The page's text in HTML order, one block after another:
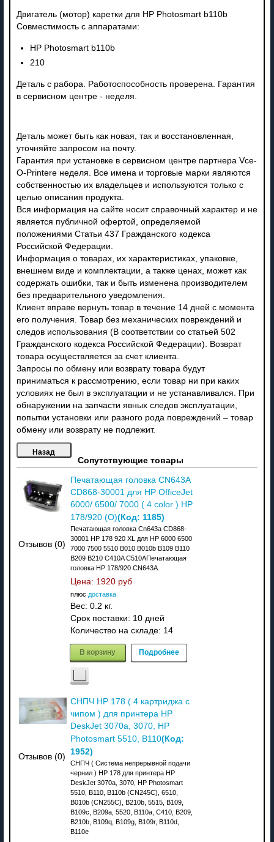
Двигатель (мотор) каретки для HP Photosmart b110b
Совместимость с аппаратами:
HP Photosmart b110b
210
Деталь с рабора. Работоспособность проверена. Гарантия
в сервисном центре - неделя.
Деталь может быть как новая, так и восстановленная,
уточняйте запросом на почту.
Гарантия при установке в сервисном центре партнера Vce-
O-Printere неделя. Все имена и торговые марки являются
собственностью их владельцев и используются только с
целью описания продукта.
Вся информация на сайте носит справочный характер и не
является публичной офертой, определяемой
положениями Статьи 437 Гражданского кодекса
Российской Федерации.
Информация о товарах, их характеристиках, упаковке,
внешнем виде и комплектации, а также ценах, может как
содержать ошибки, так и быть изменена производителем
без предварительного уведомления.
Клиент вправе вернуть товар в течение 14 дней с момента
его получения. Товар без механических повреждений и
следов использования (В соответствии со статьей 502
Гражданского кодекса Российской Федерации). Возврат
товара осуществляется за счет клиента.
Запросы по обмену или возврату товара будут
приниматься к рассмотрению, если товар ни при каких
условиях не был в эксплуатации и не устанавливался. При
обнаружении на запчасти явных следов эксплуатации,
попытки установки или разного рода повреждений – товар
обмену или возврату не подлежит.
Сопутствующие товары
Отзывов (0)
Печатающая головка CN643A
CD868-30001 для HP OfficeJet
6000/ 6500/ 7000 ( 4 color ) HP
178/920 (O)(Код: 1185)
Печатающая головка Cn643a CD868-
30001 HP 178 920 XL для HP 6000 6500
7000 7500 5510 B010 B010b B109 B110
B209 B210 C410A C510AПечатающая
головка HP 178/920 CN643A.
Цена: 1920 руб
плюс доставка
Вес: 0.2 кг.
Срок поставки: 10 дней
Количество на складе: 14
В корзину Подробнее
Отзывов (0)
СНПЧ HP 178 ( 4 картриджа с
чипом ) для принтера HP
DeskJet 3070a, 3070, HP
Photosmart 5510, B110(Код:
1952)
СНПЧ ( Система непрерывной подачи
чернил ) HP 178 для принтера HP
DeskJet 3070a, 3070, HP Photosmart
5510, B110, B110b (CN245C), 6510,
B010b (CN255C), B210b, 5515, B109,
B109c, B209a, 5520, B110a, C410, B209,
B210b, B109q, B109g, B109r, B110d,
B110e